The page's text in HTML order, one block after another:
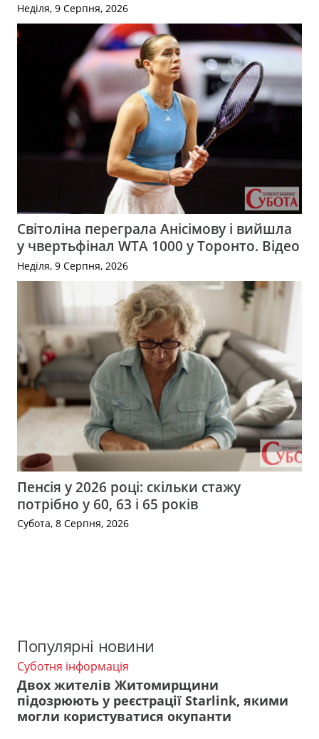
Неділя, 9 Серпня, 2026
Світоліна переграла Анісімову і вийшла
у чвертьфінал WTA 1000 у Торонто. Відео
Неділя, 9 Серпня, 2026
Пенсія у 2026 році: скільки стажу
потрібно у 60, 63 і 65 років
Субота, 8 Серпня, 2026
Популярні новини
Суботня інформація
Двох жителів Житомирщини
підозрюють у реєстрації Starlink, якими
могли користуватися окупанти